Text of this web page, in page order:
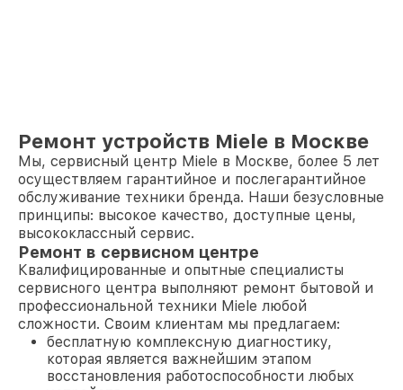
Ремонт устройств Miele в Москве
Мы, сервисный центр Miele в Москве, более 5 лет
осуществляем гарантийное и послегарантийное
обслуживание техники бренда. Наши безусловные
принципы: высокое качество, доступные цены,
высококлассный сервис.
Ремонт в сервисном центре
Квалифицированные и опытные специалисты
сервисного центра выполняют ремонт бытовой и
профессиональной техники Miele любой
сложности. Своим клиентам мы предлагаем:
бесплатную комплексную диагностику,
которая является важнейшим этапом
восстановления работоспособности любых